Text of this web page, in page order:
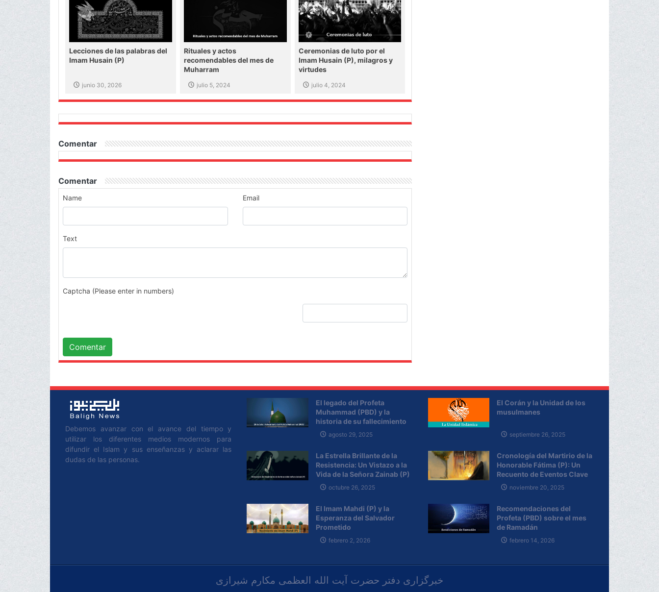
Lecciones de las palabras del
Imam Husain (P)
junio 30, 2026
Rituales y actos
recomendables del mes de
Muharram
julio 5, 2024
Ceremonias de luto por el
Imam Husain (P), milagros y
virtudes
julio 4, 2024
Comentar
Comentar
Name Email
Text
Captcha (Please enter in numbers)
Comentar
Debemos avanzar con el avance del tiempo y
utilizar los diferentes medios modernos para
difundir el Islam y sus enseñanzas y aclarar las
dudas de las personas.
El legado del Profeta
Muhammad (PBD) y la
historia de su fallecimiento
agosto 29, 2025
El Corán y la Unidad de los
musulmanes
septiembre 26, 2025
La Estrella Brillante de la
Resistencia: Un Vistazo a la
Vida de la Señora Zainab (P)
octubre 26, 2025
Cronología del Martirio de la
Honorable Fátima (P): Un
Recuento de Eventos Clave
noviembre 20, 2025
El Imam Mahdi (P) y la
Esperanza del Salvador
Prometido
febrero 2, 2026
Recomendaciones del
Profeta (PBD) sobre el mes
de Ramadán
febrero 14, 2026
خبرگزاری دفتر حضرت آیت الله العظمی مکارم شیرازی